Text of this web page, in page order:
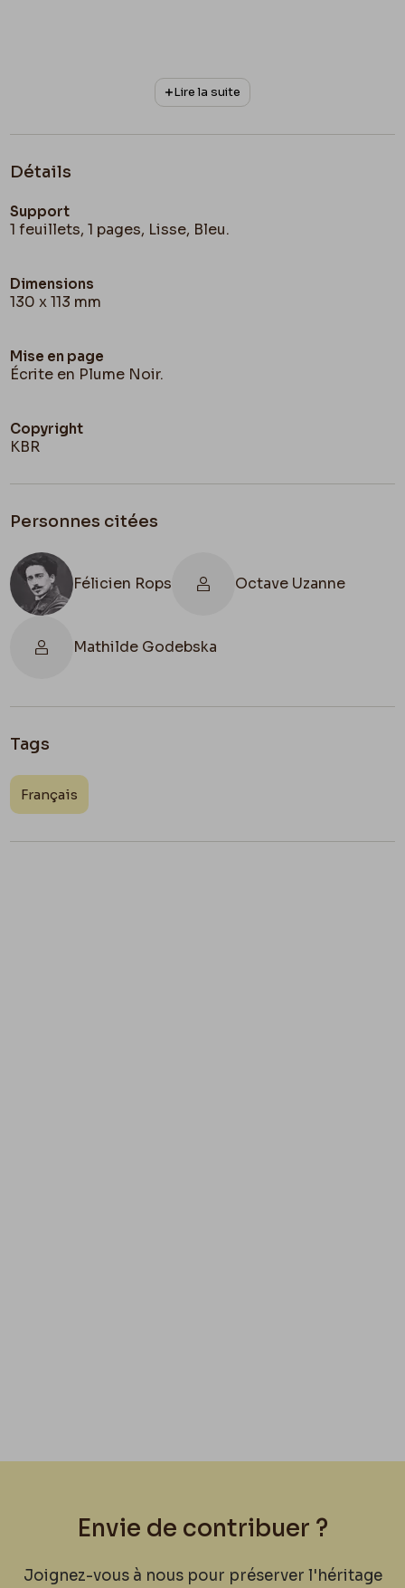
Lire la suite
Détails
Support
1 feuillets, 1 pages, Lisse, Bleu.
Dimensions
130 x 113 mm
Mise en page
Écrite en Plume Noir.
Copyright
KBR
Personnes citées
Félicien Rops Octave Uzanne
Mathilde Godebska
Tags
Français
Envie de contribuer ?
Joignez-vous à nous pour préserver l'héritage